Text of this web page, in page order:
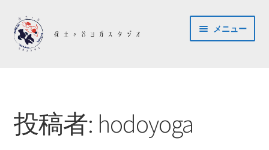
ナ
ビ
ゲ
ン
へ
コ
ン
テ
ス
キ
メニュー
アクセス
投稿者: hodoyoga